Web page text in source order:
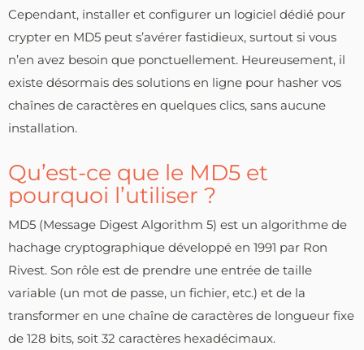
Cependant, installer et configurer un logiciel dédié pour
crypter en MD5 peut s’avérer fastidieux, surtout si vous
n’en avez besoin que ponctuellement. Heureusement, il
existe désormais des solutions en ligne pour hasher vos
chaînes de caractères en quelques clics, sans aucune
installation.
Qu’est-ce que le MD5 et
pourquoi l’utiliser ?
MD5 (Message Digest Algorithm 5) est un algorithme de
hachage cryptographique développé en 1991 par Ron
Rivest. Son rôle est de prendre une entrée de taille
variable (un mot de passe, un fichier, etc.) et de la
transformer en une chaîne de caractères de longueur fixe
de 128 bits, soit 32 caractères hexadécimaux.